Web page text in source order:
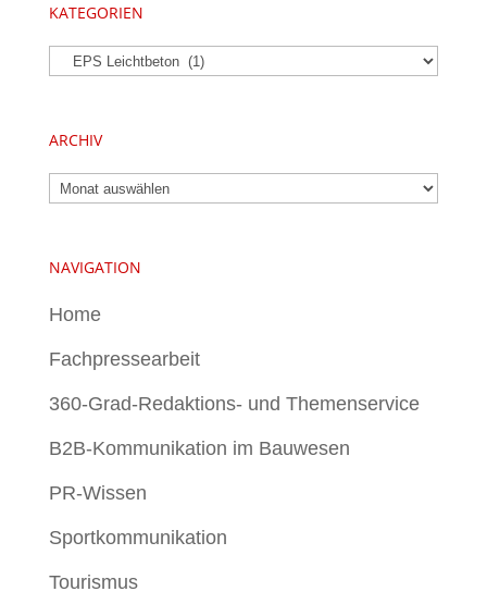
KATEGORIEN
Kategorien
ARCHIV
Archiv
NAVIGATION
Home
Fachpressearbeit
360-Grad-Redaktions- und Themenservice
B2B-Kommunikation im Bauwesen
PR-Wissen
Sportkommunikation
Tourismus